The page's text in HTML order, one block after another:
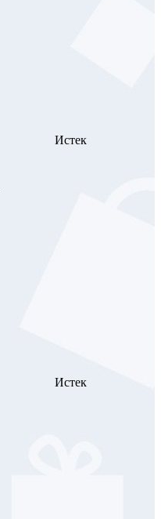
Истек
Истек